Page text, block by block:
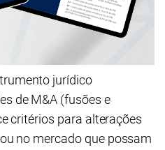
jurídico
de M&A (fusões e
critérios para alterações
no mercado que possam